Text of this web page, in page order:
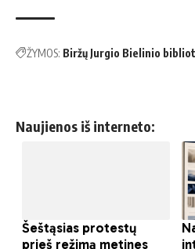
ŽYMOS: Biržų Jurgio Bielinio
Naujienos iš interneto: